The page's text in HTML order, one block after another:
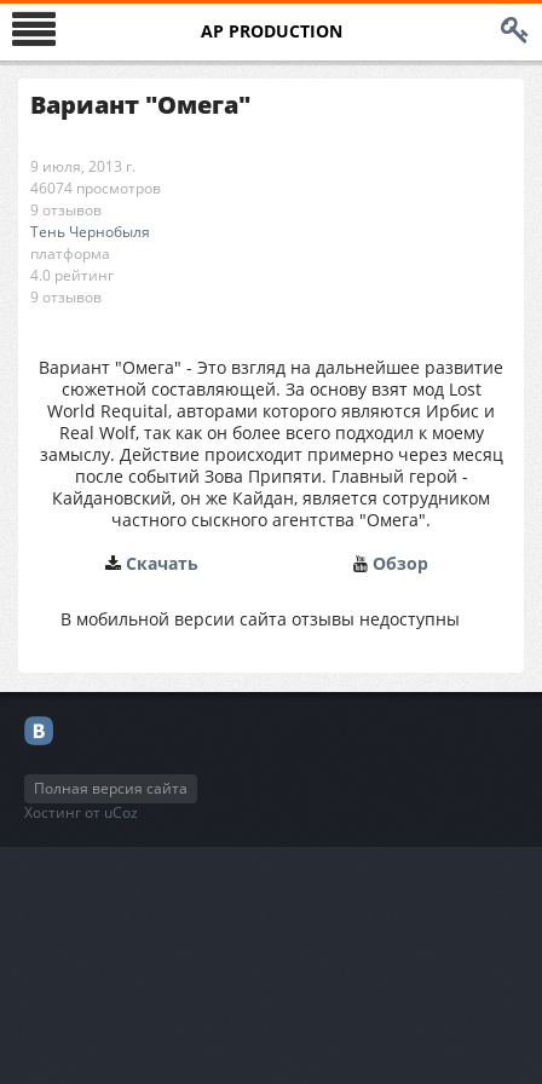
AP PRODUCTION
Вариант "Омега"
9 июля, 2013 г.
46074 просмотров
9 отзывов
Тень Чернобыля
платформа
4.0 рейтинг
9 отзывов
Вариант "Омега" - Это взгляд на дальнейшее развитие
сюжетной составляющей. За основу взят мод Lost
World Requital, авторами которого являются Ирбис и
Real Wolf, так как он более всего подходил к моему
замыслу. Действие происходит примерно через месяц
после событий Зова Припяти. Главный герой -
Кайдановский, он же Кайдан, является сотрудником
частного сыскного агентства "Омега".
Cкачать
Обзор
В мобильной версии сайта отзывы недоступны
Полная версия сайта
Хостинг от uCoz